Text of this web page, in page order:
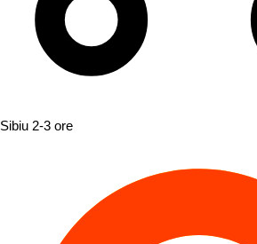
Sibiu 2-3 ore